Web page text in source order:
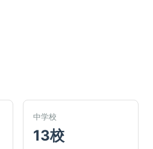
中学校
13校